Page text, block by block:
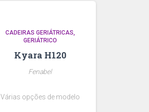
CADEIRAS GERIÁTRICAS
GERIÁTRICO
Kyara H120
Fenabel
Várias opções de modelo